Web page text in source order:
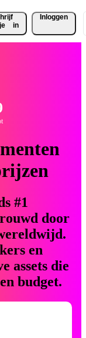
je
in
Inloggen
#1
door
en
assets die
budget.